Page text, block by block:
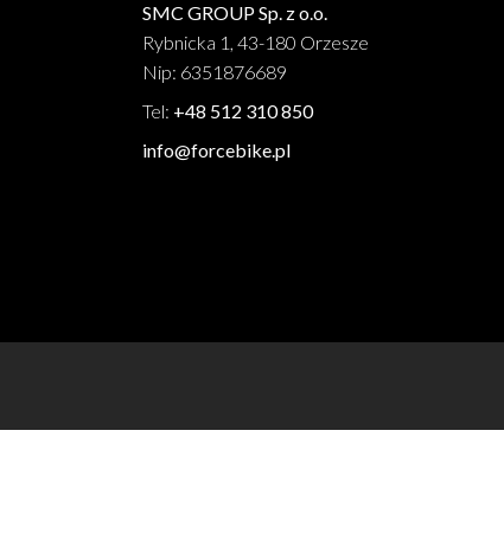
SMC GROUP Sp. z o.o.
Rybnicka 1, 43-180 Orzesze
Nip: 6351876689
Tel: +48 512 310 850
info@forcebike.pl